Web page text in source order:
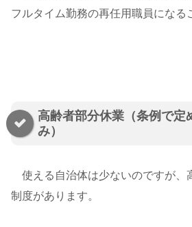
フルタイム勤務の再任用職員になる
高齢者部分休業（条例で定
み）
使える自治体は少ないのですが、
制度があります。